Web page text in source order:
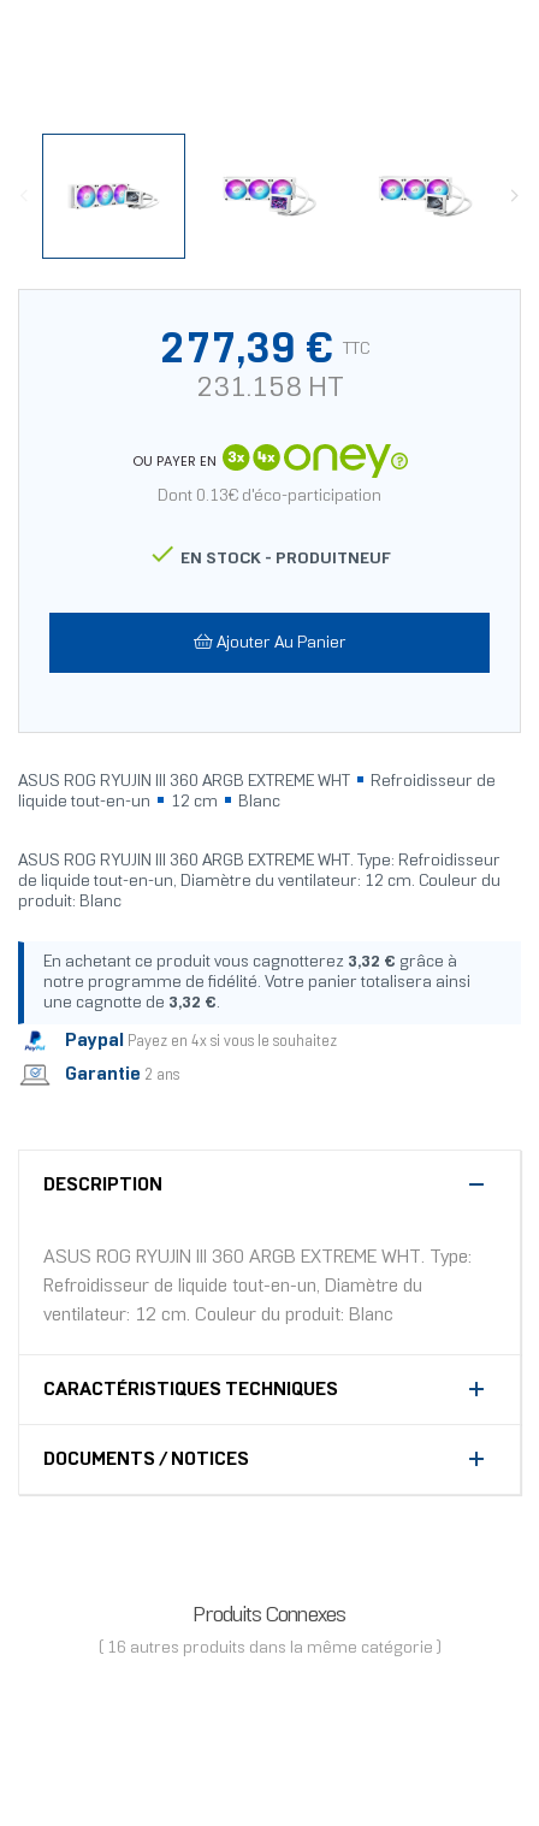
277,39 € TTC
231.158 HT
OU PAYER EN
Dont 0.13€ d'éco-participation
 EN STOCK - PRODUITNEUF
Ajouter Au Panier
ASUS ROG RYUJIN III 360 ARGB EXTREME WHT
Refroidisseur de
liquide tout-en-un
12 cm Blanc
ASUS ROG RYUJIN III 360 ARGB EXTREME WHT. Type: Refroidisseur
de liquide tout-en-un, Diamètre du ventilateur: 12 cm. Couleur du
produit: Blanc
En achetant ce produit vous cagnotterez 3,32 € grâce à
notre programme de fidélité. Votre panier totalisera ainsi
une cagnotte de 3,32 €.
Paypal Payez en 4x si vous le souhaitez
Garantie 2 ans
DESCRIPTION
ASUS ROG RYUJIN III 360 ARGB EXTREME WHT. Type:
Refroidisseur de liquide tout-en-un, Diamètre du
ventilateur: 12 cm. Couleur du produit: Blanc
CARACTÉRISTIQUES TECHNIQUES
DOCUMENTS / NOTICES
Produits Connexes
( 16 autres produits dans la même catégorie )